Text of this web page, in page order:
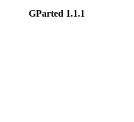
Apple iPhone 12
GParted 1.1.1